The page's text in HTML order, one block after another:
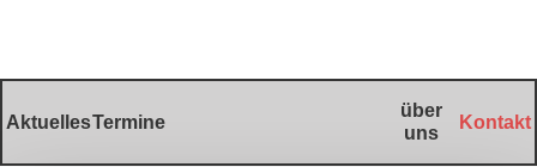
AktuellesTermine
über
uns
Kontakt